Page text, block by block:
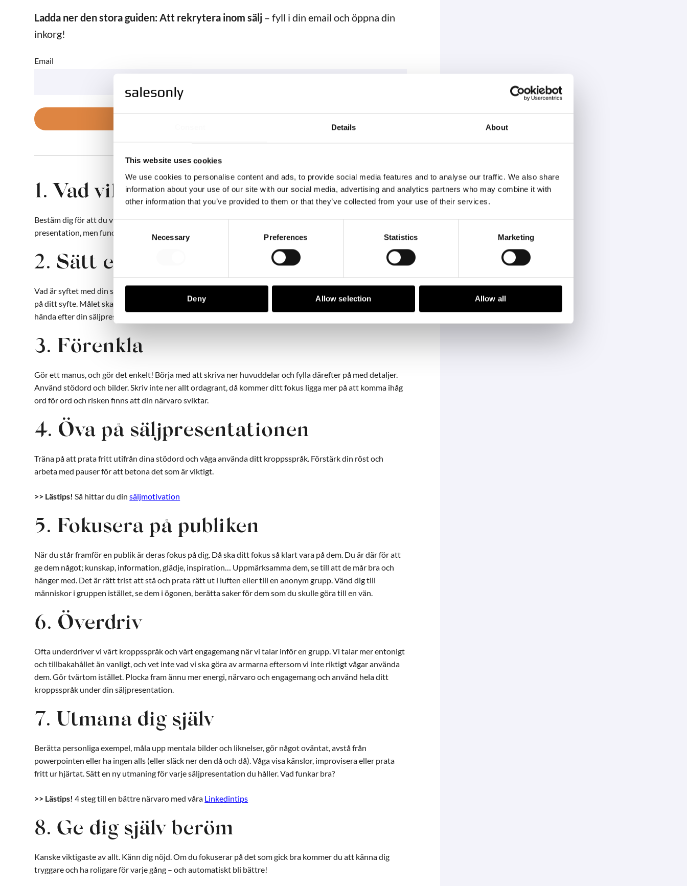
Details About
This website uses cookies
We use cookies to personalise content and ads, to provide social media features and to analyse our traffic. We also share
information about your use of our site with our social media, advertising and analytics partners who may combine it with
other information that you’ve provided to them or that they’ve collected from your use of their services.
Selection
Necessary Preferences Statistics Marketing
Deny Allow selection Allow all
Ladda ner den stora guiden: Att rekrytera inom sälj – fyll i din email och öppna din
inkorg!
Email
1. Vad vill du med din säljpresentation?
Bestäm dig för att du vill stå på scen och att du vill dela med dig av din kunskap. Du vill sälja något med din
presentation, men fundera på vad du vill
mottagaren. Hur kliver en skådespelare upp på scen?
2. Sätt ett mål
Vad är syftet med din säljpresentation? När du har definierat syftet, släpp fokuset på dig själv och fokusera
på ditt syfte. Målet ska inte vara att ”vara bra” eller att ”överleva”. Utgå ifrån din publik istället! Vad ska
hända efter din säljpresentation? Vilka känslor ska din publik känna och vad ska de göra med dem?
3. Förenkla
Gör ett manus, och gör det enkelt! Börja med att skriva ner huvuddelar och fylla därefter på med detaljer.
Använd stödord och bilder. Skriv inte ner allt ordagrant, då kommer ditt fokus ligga mer på att komma ihåg
ord för ord och risken finns att din närvaro sviktar.
4. Öva på säljpresentationen
Träna på att prata fritt utifrån dina stödord och våga använda ditt kroppsspråk. Förstärk din röst och
arbeta med pauser för att betona det som är viktigt.
>> Lästips! Så hittar du dinsäljmotivation
5. Fokusera på publiken
När du står framför en publik är deras fokus på dig. Då ska ditt fokus så klart vara på dem. Du är där för att
ge dem något; kunskap, information, glädje, inspiration… Uppmärksamma dem, se till att de mår bra och
hänger med. Det är rätt trist att stå och prata rätt ut i luften eller till en anonym grupp. Vänd dig till
människor i gruppen istället, se dem i ögonen, berätta saker för dem som du skulle göra till en vän.
6. Överdriv
Ofta underdriver vi vårt kroppsspråk och vårt engagemang när vi talar inför en grupp. Vi talar mer entonigt
och tillbakahållet än vanligt, och vet inte vad vi ska göra av armarna eftersom vi inte riktigt vågar använda
dem. Gör tvärtom istället. Plocka fram ännu mer energi, närvaro och engagemang och använd hela ditt
kroppsspråk under din säljpresentation.
7. Utmana dig själv
Berätta personliga exempel, måla upp mentala bilder och liknelser, gör något oväntat, avstå från
powerpointen eller ha ingen alls (eller släck ner den då och då). Våga visa känslor, improvisera eller prata
fritt ur hjärtat. Sätt en ny utmaning för varje säljpresentation du håller. Vad funkar bra?
>> Lästips! 4 steg till en bättre närvaro med våra Linkedintips
8. Ge dig själv beröm
Kanske viktigaste av allt. Känn dig nöjd. Om du fokuserar på det som gick bra kommer du att känna dig
tryggare och ha roligare för varje gång – och automatiskt bli bättre!